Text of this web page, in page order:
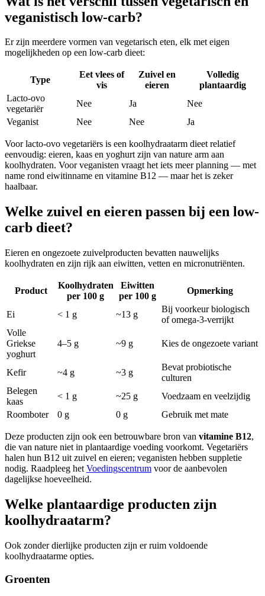
veganistisch low-carb?
Er zijn meerdere vormen van vegetarisch eten, elk met eigen
mogelijkheden op een low-carb dieet:
Type
Eet vlees of
vis
Zuivel en
eieren
Volledig
plantaardig
Lacto-ovo
vegetariër
Nee Ja
Nee
Veganist
Nee Nee Ja
Voor lacto-ovo vegetariërs is een koolhydraatarm dieet relatief
eenvoudig: eieren, kaas en yoghurt zijn van nature arm aan
koolhydraten. Voor veganisten vraagt het iets meer planning — met
name rond eiwitinname en vitamine B12 — maar het is zeker
haalbaar.
Welke zuivel en eieren passen bij een low-
carb dieet?
Eieren en ongezoete zuivelproducten bevatten nauwelijks
koolhydraten en zijn rijk aan eiwitten, vetten en micronutriënten.
Product
Koolhydraten
per 100 g
Eiwitten
per 100 g
Opmerking
Ei < 1 g ~13 g
Bij voorkeur biologisch
of omega-3-verrijkt
Volle
Griekse
yoghurt
4–5 g ~9 g Kies de ongezoete variant
Kefir ~4 g ~3 g
Bevat probiotische
culturen
Belegen
kaas
< 1 g ~25 g
Voedzaam en veelzijdig
Roomboter
0 g 0 g Gebruik met mate
Deze producten zijn ook een betrouwbare bron van vitamine B12,
die van nature niet in plantaardige voeding voorkomt. Vegetariërs
halen hun B12 uit zuivel en eieren; veganisten hebben suppletie
nodig. Raadpleeg het Voedingscentrum voor de aanbevolen
dagelijkse hoeveelheid.
Welke plantaardige producten zijn
koolhydraatarm?
Ook zonder dierlijke producten zijn er ruim voldoende
koolhydraatarme opties.
Groenten